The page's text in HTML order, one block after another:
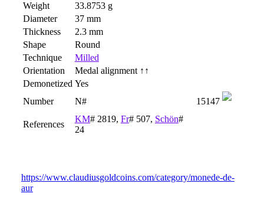
Weight
33.8753 g
Diameter
37 mm
Thickness
2.3 mm
Shape
Round
Technique
Milled
Orientation
Medal alignment ↑↑
Demonetized Yes
Number
N# 15147
References
KM# 2819, Fr# 507, Schön#
24
https://www.claudiusgoldcoins.com/category/monede-de-
aur